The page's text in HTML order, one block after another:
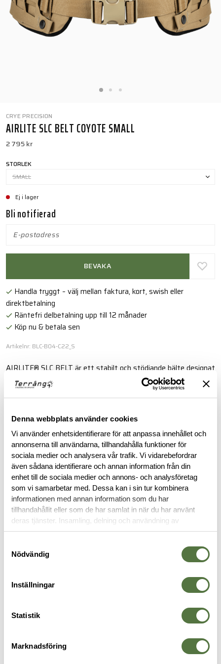
Denna webbplats använder cookies
Vi använder enhetsidentifierare för att anpassa innehållet och
annonserna till användarna, tillhandahålla funktioner för
sociala medier och analysera vår trafik. Vi vidarebefordrar
även sådana identifierare och annan information från din
enhet till de sociala medier och annons- och analysföretag
som vi samarbetar med. Dessa kan i sin tur kombinera
informationen med annan information som du har
tillhandahållit eller som de har samlat in när du har använt
deras tjänster. Insamling, delning och användning av
personuppgifter kan användas för personalisering av
Nödvändig
Inställningar
Statistik
Marknadsföring
CRYE PRECISION
AIRLITE SLC BELT COYOTE SMALL
2 795 kr
STORLEK
SMALL
Ej i lager
Bli notifierad
BEVAKA
Handla tryggt – välj mellan faktura, kort, swish eller
direktbetalning
Räntefri delbetalning upp till 12 månader
Köp nu & betala sen
Artikelnr: BLC-B04-C22_S
AIRLITE® SLC BELT är ett stabilt och stödjande bälte designat
för att klara av att bära mycket utrustning.
Läs mer
BESKRIVNING
RECENSIONER
OM VARUMÄRKET
STRIDSBÄLTEN